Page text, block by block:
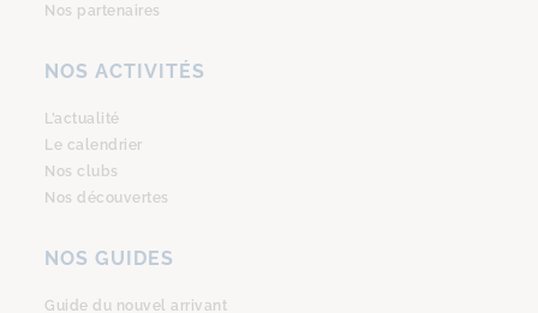
Nos partenaires
NOS ACTIVITÉS
L’actualité
Le calendrier
Nos clubs
Nos découvertes
NOS GUIDES
Guide du nouvel arrivant